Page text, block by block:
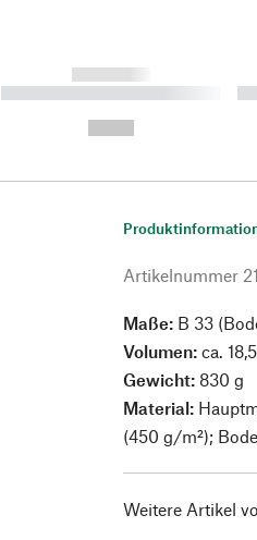
------------
----------- ----------- ----------
Artikelnummer
Maße: B 33
Volumen:ca.
Gewicht: 830 g
Material:
(450 g/m²);
Weitere Artikel